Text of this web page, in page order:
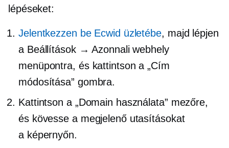
lépéseket:
Jelentkezzen be Ecwid üzletébe, majd lépjen
a Beállítások → Azonnali webhely
menüpontra, és kattintson a „Cím
módosítása” gombra.
Kattintson a „Domain használata” mezőre,
és kövesse a megjelenő utasításokat
a képernyőn.